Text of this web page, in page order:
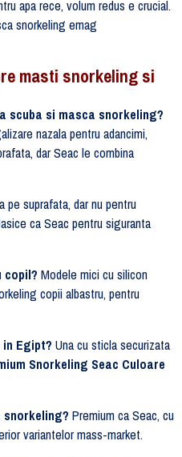
apa rece, volum redus e crucial.
snorkeling emag
masti snorkeling si
scuba si masca snorkeling?
nazala pentru adancimi,
dar Seac le combina
pe suprafata, dar nu pentru
ca Seac pentru siguranta
copil? Modele mici cu silicon
copii albastru, pentru
Egipt? Una cu sticla securizata
Snorkeling Seac Culoare
snorkeling? Premium ca Seac, cu
variantelor mass-market.